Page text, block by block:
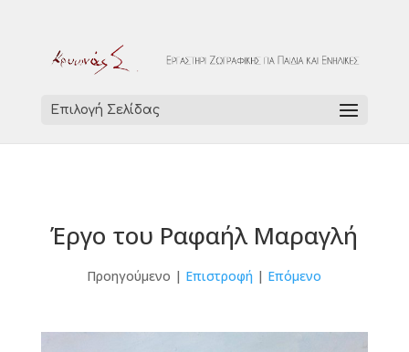
Επιλογή Σελίδας
Έργο του Ραφαήλ Μαραγλή
Προηγούμενο | Επιστροφή | Επόμενο